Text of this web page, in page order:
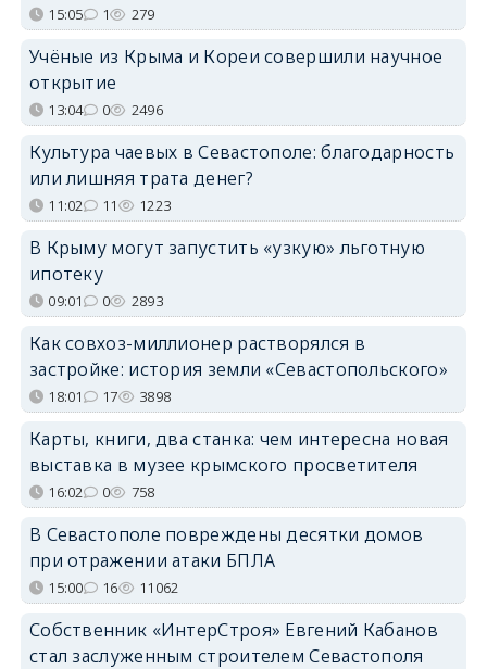
15:05 1 279
Учёные из Крыма и Кореи совершили научное
открытие
13:04 0 2496
Культура чаевых в Севастополе: благодарность
или лишняя трата денег?
11:02 11 1223
В Крыму могут запустить «узкую» льготную
ипотеку
09:01 0 2893
Как совхоз-миллионер растворялся в
застройке: история земли «Севастопольского»
18:01 17 3898
Карты, книги, два станка: чем интересна новая
выставка в музее крымского просветителя
16:02 0 758
В Севастополе повреждены десятки домов
при отражении атаки БПЛА
15:00 16 11062
Собственник «ИнтерСтроя» Евгений Кабанов
стал заслуженным строителем Севастополя